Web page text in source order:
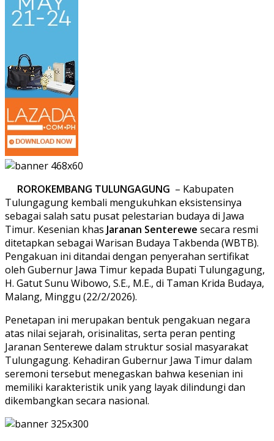
ROROKEMBANG TULUNGAGUNG – Kabupaten
Tulungagung kembali mengukuhkan eksistensinya
sebagai salah satu pusat pelestarian budaya di Jawa
Timur. Kesenian khas Jaranan Senterewe secara resmi
ditetapkan sebagai Warisan Budaya Takbenda (WBTB).
Pengakuan ini ditandai dengan penyerahan sertifikat
oleh Gubernur Jawa Timur kepada Bupati Tulungagung,
H. Gatut Sunu Wibowo, S.E., M.E., di Taman Krida Budaya,
Malang, Minggu (22/2/2026).
Penetapan ini merupakan bentuk pengakuan negara
atas nilai sejarah, orisinalitas, serta peran penting
Jaranan Senterewe dalam struktur sosial masyarakat
Tulungagung. Kehadiran Gubernur Jawa Timur dalam
seremoni tersebut menegaskan bahwa kesenian ini
memiliki karakteristik unik yang layak dilindungi dan
dikembangkan secara nasional.